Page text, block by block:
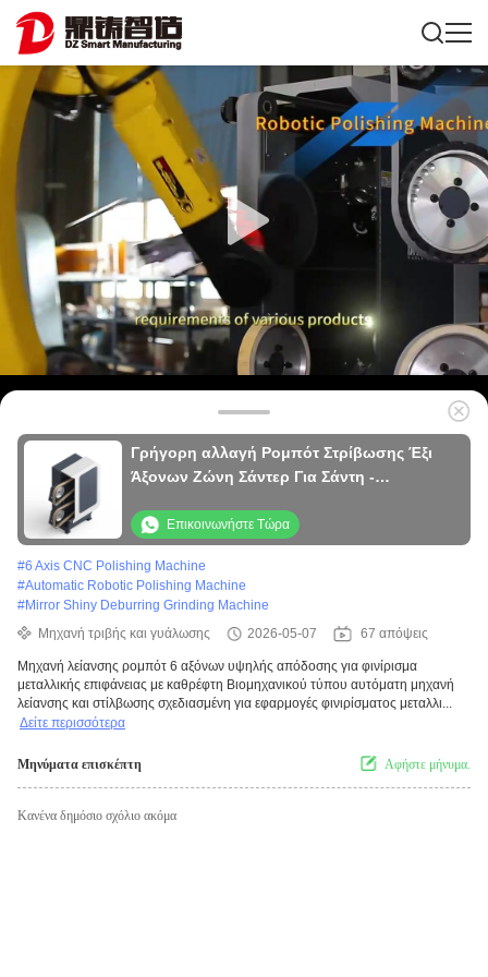
Γρήγορη αλλαγή Ρομπότ Στρίβωσης Έξι
Άξονων Ζώνη Σάντερ Για Σάντη -
Μεταλλικών
Επικοινωνήστε Τώρα
#6 Axis CNC Polishing Machine
#Automatic Robotic Polishing Machine
#Mirror Shiny Deburring Grinding Machine
Μηχανή τριβής και γυάλωσης
2026-05-07 67 απόψεις
Μηχανή λείανσης ρομπότ 6 αξόνων υψηλής απόδοσης για φινίρισμα
μεταλλικής επιφάνειας με καθρέφτη Βιομηχανικού τύπου αυτόματη μηχανή
λείανσης και στίλβωσης σχεδιασμένη για εφαρμογές φινιρίσματος μεταλλι...
Δείτε περισσότερα
Μηνύματα επισκέπτη Αφήστε μήνυμα.
Κανένα δημόσιο σχόλιο ακόμα